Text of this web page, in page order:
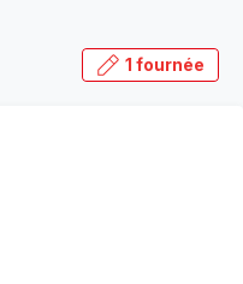
1 fournée